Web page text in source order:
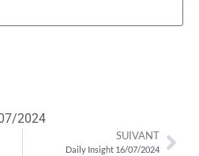
2024
SUIVANT
Daily Insight 16/07/2024